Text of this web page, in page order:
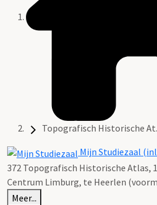
Topografisch Historische
Mijn Studiezaal
372 Topografisch Historische Atlas,
Centrum Limburg, te Heerlen
Meer...